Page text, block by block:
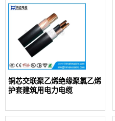
铜芯交联聚乙烯绝缘聚氯乙烯
护套建筑用电力电缆